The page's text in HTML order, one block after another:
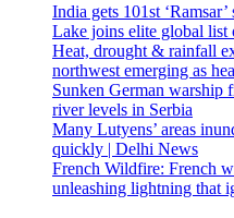
India gets 101st
Lake joins elite global list
Heat, drought & rainfall
northwest emerging as
Sunken German warship
river levels in Serbia
Many Lutyens’ areas
quickly | Delhi News
French Wildfire: French
unleashing lightning that